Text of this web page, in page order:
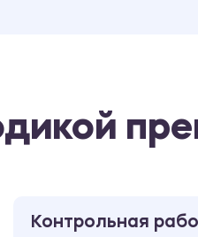
Контрольная